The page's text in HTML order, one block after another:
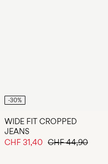
-30%
WIDE FIT CROPPED
JEANS
CHF 31,40 CHF 44,90